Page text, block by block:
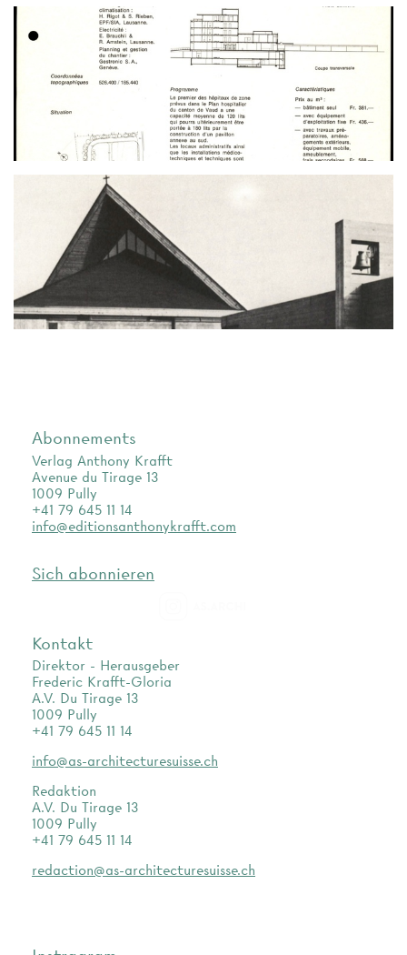
Abonnements
Verlag Anthony Krafft
Avenue du Tirage 13
1009 Pully
+41 79 645 11 14
info@editionsanthonykrafft.com
Sich abonnieren
Kontakt
Direktor - Herausgeber
Frederic Krafft-Gloria
A.V. Du Tirage 13
1009 Pully
+41 79 645 11 14
info@as-architecturesuisse.ch
Redaktion
A.V. Du Tirage 13
1009 Pully
+41 79 645 11 14
redaction@as-architecturesuisse.ch